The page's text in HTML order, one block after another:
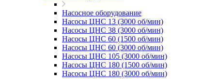
Насосное оборудование
Насосы ЦНС 13 (3000 об/мин)
Насосы ЦНС 38 (3000 об/мин)
Насосы ЦНС 60 (1500 об/мин)
Насосы ЦНС 60 (3000 об/мин)
Насосы ЦНС 105 (3000 об/мин)
Насосы ЦНС 180 (1500 об/мин)
Насосы ЦНС 180 (3000 об/мин)